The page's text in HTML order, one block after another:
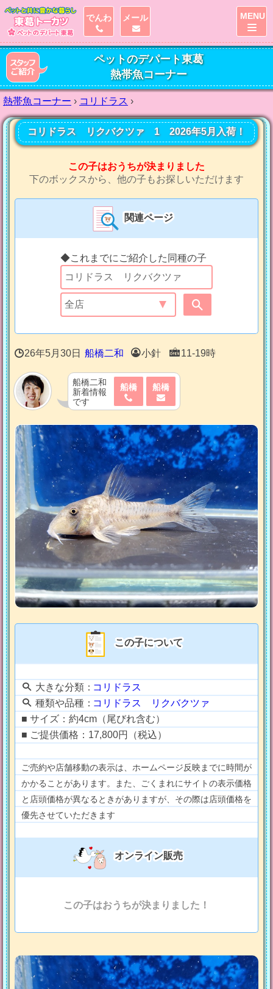
ペットのデパート東葛
熱帯魚コーナー
熱帯魚コーナー › コリドラス ›
コリドラス リクバクツァ 1 2026年5月入荷！
この子はおうちが決まりました
下のボックスから、他の子もお探しいただけます
関連ページ
◆これまでにご紹介した同種の子
26年5月30日 船橋二和 小針 11-19時
船橋二和
新着情報
です
船橋 船橋
この子について
大きな分類：コリドラス
種類や品種： コリドラス リクバクツァ
■ サイズ：約4cm（尾びれ含む）
■ ご提供価格：17,800円（税込）
ご売約や店舗移動の表示は、ホームページ反映までに時間が
かかることがあります。また、ごくまれにサイトの表示価格
と店頭価格が異なるときがありますが、その際は店頭価格を
優先させていただきます
オンライン販売
この子はおうちが決まりました！
でんわ メール MENU